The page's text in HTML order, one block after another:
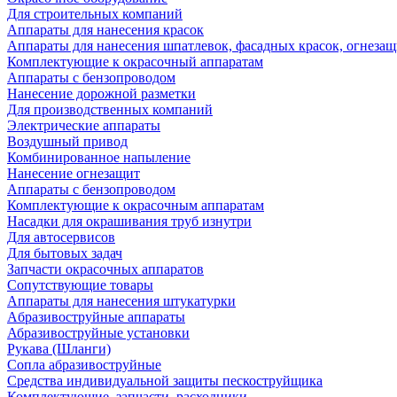
Для строительных компаний
Аппараты для нанесения красок
Аппараты для нанесения шпатлевок, фасадных красок,
Комплектующие к окрасочный аппаратам
Аппараты с бензопроводом
Нанесение дорожной разметки
Для производственных компаний
Электрические аппараты
Воздушный привод
Комбинированное напыление
Нанесение огнезащит
Аппараты с бензопроводом
Комплектующие к окрасочным аппаратам
Насадки для окрашивания труб изнутри
Для автосервисов
Для бытовых задач
Запчасти окрасочных аппаратов
Сопутствующие товары
Аппараты для нанесения штукатурки
Aбразивоструйные аппараты
Абразивоструйные установки
Рукава (Шланги)
Сопла абразивоструйные
Средства индивидуальной защиты пескоструйщика